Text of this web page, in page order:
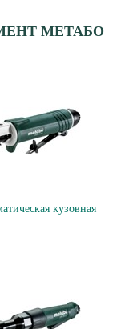
МЕТАБО
кузовная